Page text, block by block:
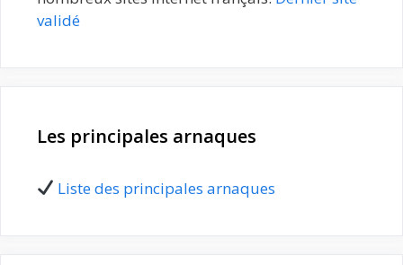
validé
Les principales arnaques
Liste des principales arnaques